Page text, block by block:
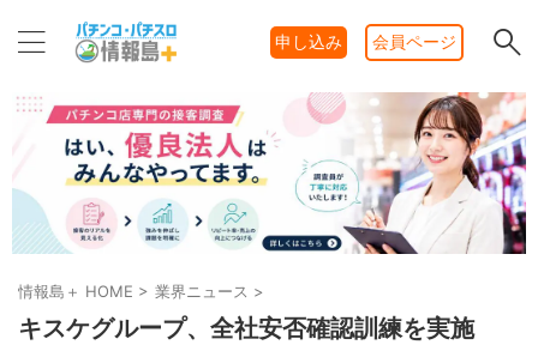
申し込み 会員ページ
情報島＋ HOME > 業界ニュース >
キスケグループ、全社安否確認訓練を実施